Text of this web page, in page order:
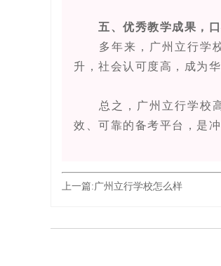
五、优秀教学成果，口
多年来，广州立行学校
升，社会认可度高，成为
总之，广州立行学校高
效、可靠的备考平台，是
上一篇:广州立行学校‌怎么样